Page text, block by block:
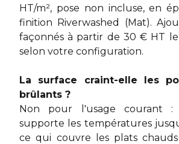
HT/m², pose non incluse, en
finition Riverwashed (Mat).
façonnés à partir de 30 € HT
selon votre configuration.
La surface craint-elle les
brûlants ?
Non pour l'usage courant :
supporte les températures
ce qui couvre les plats